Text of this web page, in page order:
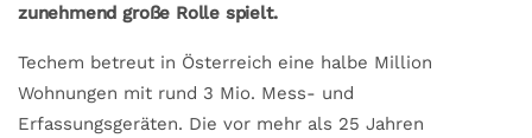
zunehmend große Rolle spielt.
Techem betreut in Österreich eine halbe Million
Wohnungen mit rund 3 Mio. Mess- und
Erfassungsgeräten. Die vor mehr als 25 Jahren